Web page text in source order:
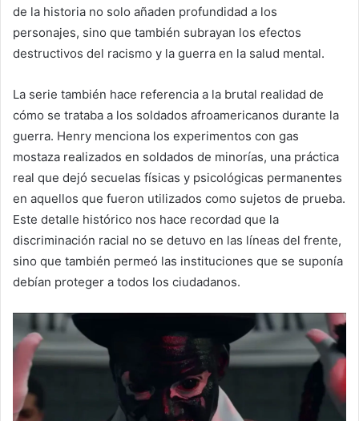
de la historia no solo añaden profundidad a los
personajes, sino que también subrayan los efectos
destructivos del racismo y la guerra en la salud mental.
La serie también hace referencia a la brutal realidad de
cómo se trataba a los soldados afroamericanos durante la
guerra. Henry menciona los experimentos con gas
mostaza realizados en soldados de minorías, una práctica
real que dejó secuelas físicas y psicológicas permanentes
en aquellos que fueron utilizados como sujetos de prueba.
Este detalle histórico nos hace recordad que la
discriminación racial no se detuvo en las líneas del frente,
sino que también permeó las instituciones que se suponía
debían proteger a todos los ciudadanos.